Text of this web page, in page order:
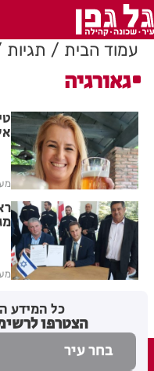
עמוד הבית תגיות
גאורגיה
כל המידע
הצטרפו